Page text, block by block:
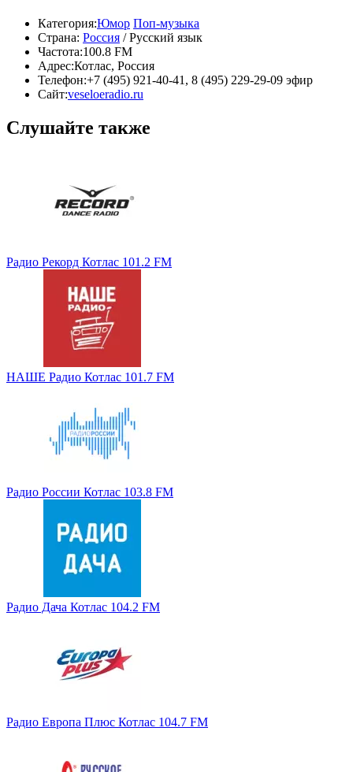
Категория:Юмор Поп-музыка
Страна: Россия / Русский язык
Частота:100.8 FM
Адрес:Котлас, Россия
Телефон:+7 (495) 921‑40-41, 8 (495) 229-29-09 эфир
Сайт:veseloeradio.ru
Слушайте также
Радио Рекорд Котлас 101.2 FM
НАШЕ Радио Котлас 101.7 FM
Радио России Котлас 103.8 FM
Радио Дача Котлас 104.2 FM
Радио Европа Плюс Котлас 104.7 FM